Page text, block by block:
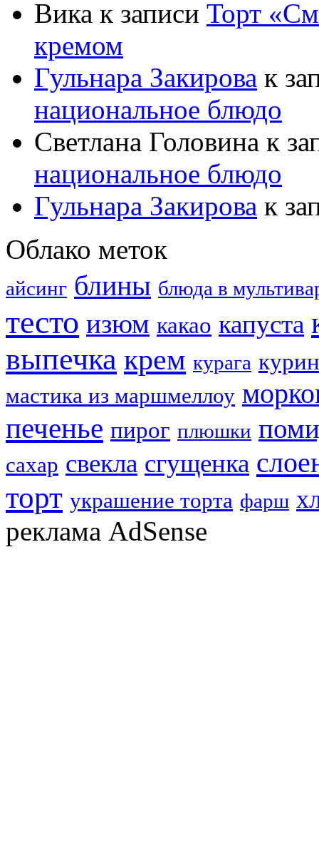
Вика к записи Торт
кремом
Гульнара Закирова к
национальное блюдо
Светлана Головина к
национальное блюдо
Гульнара Закирова к
Облако меток
айсинг блины блюда в
тесто изюм какао капуста
выпечка крем курага
мастика из маршмеллоу
печенье пирог плюшки
сахар свекла сгущенка
торт украшение торта фарш
реклама AdSense